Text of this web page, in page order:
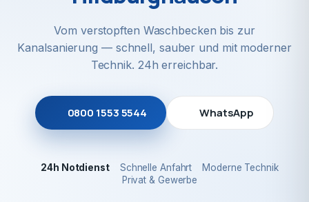
Vom verstopften Waschbecken bis zur
Kanalsanierung — schnell, sauber und mit moderner
Technik. 24h erreichbar.
0800 1553 5544 WhatsApp
24h Notdienst Schnelle Anfahrt
Moderne Technik
Privat & Gewerbe